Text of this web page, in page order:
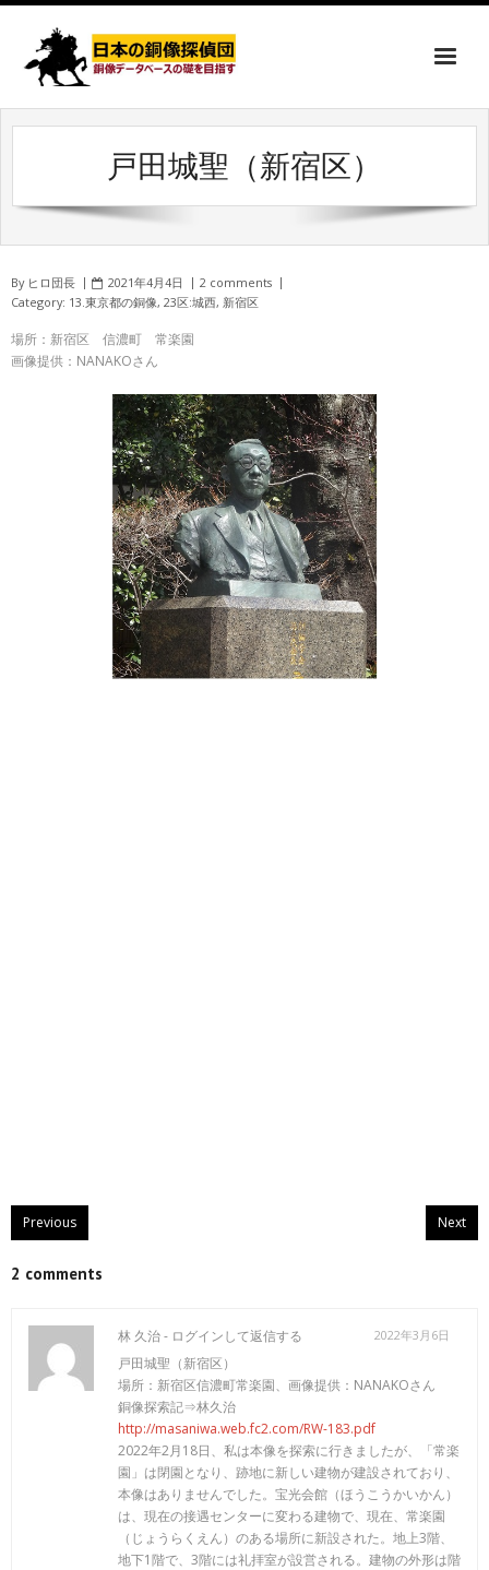
戸田城聖（新宿区）
By ヒロ団長 2021年4月4日
2 comments
Category: 13.東京都の銅像, 23区:城西, 新宿区
場所：新宿区 信濃町 常楽園
画像提供：NANAKOさん
Previous Next
2 comments
林 久治 - ログインして返信する 2022年3月6日
戸田城聖（新宿区）
場所：新宿区信濃町常楽園、画像提供：NANAKOさん
銅像探索記⇒林久治
http://masaniwa.web.fc2.com/RW-183.pdf
2022年2月18日、私は本像を探索に行きましたが、「常楽
園」は閉園となり、跡地に新しい建物が建設されており、
本像はありませんでした。宝光会館（ほうこうかいかん）
は、現在の接遇センターに変わる建物で、現在、常楽園
（じょうらくえん）のある場所に新設された。地上3階、
地下1階で、3階には礼拝室が設営される。建物の外形は階